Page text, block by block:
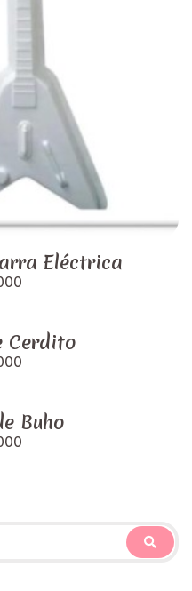
Eléctrica
Cerdito
Buho